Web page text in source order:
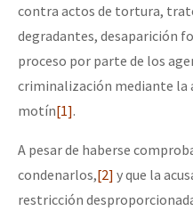
contra actos de tortura,
degradantes, desaparición
proceso por parte de los
criminalización mediante la
motín[1].
A pesar de haberse
condenarlos,[2] y que la
restricción